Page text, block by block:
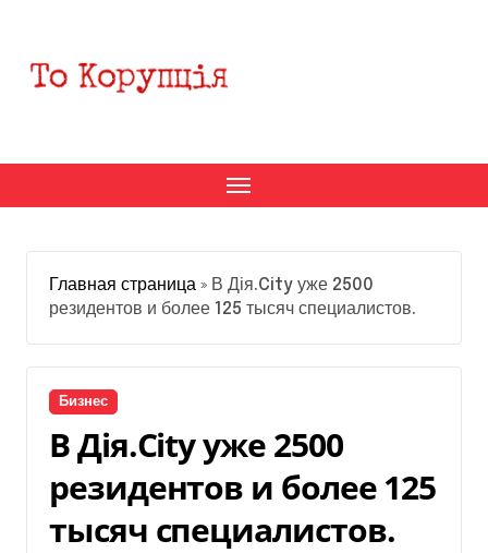
содержанию
Главная страница » В Дія.City уже 2500
резидентов и более 125 тысяч специалистов.
Бизнес
В Дія.City уже 2500
резидентов и более 125
тысяч специалистов.